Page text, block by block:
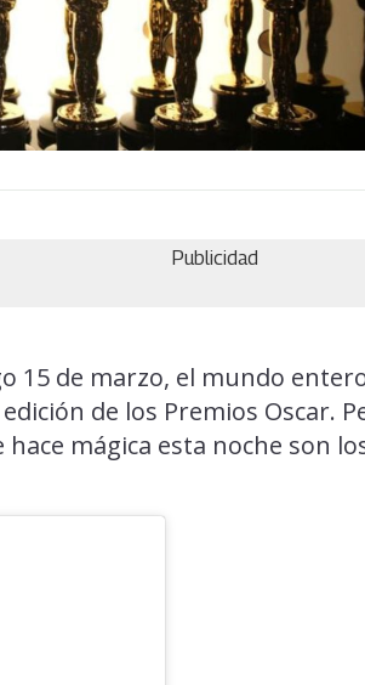
Publicidad
15 de marzo, el mundo
de los Premios Oscar.
mágica esta noche son